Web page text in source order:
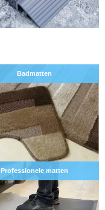
Badmatten
Professionele matten